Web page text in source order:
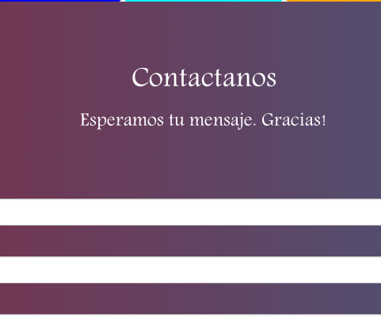
Contactanos
Esperamos tu mensaje. Gracias!